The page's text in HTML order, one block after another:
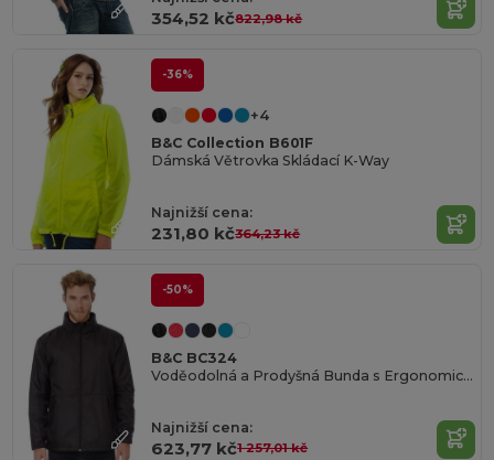
354,52 kč822,98 kč
-36%
+4
B&C Collection B601F
Dámská Větrovka Skládací K-Way
Najnižší cena:
231,80 kč364,23 kč
-50%
B&C BC324
Voděodolná a Prodyšná Bunda s Ergonomickou Kapucí
Najnižší cena:
623,77 kč1 257,01 kč